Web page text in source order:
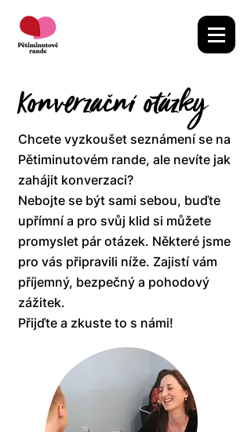
Konverzační otázky
Chcete vyzkoušet seznámení se na
Pětiminutovém rande, ale nevíte jak
zahájit konverzaci?
Nebojte se být sami sebou, buďte
upřímní a pro svůj klid si můžete
promyslet pár otázek. Některé jsme
pro vás připravili níže. Zajistí vám
příjemný, bezpečný a pohodový
zážitek.
Přijďte a zkuste to s námi!